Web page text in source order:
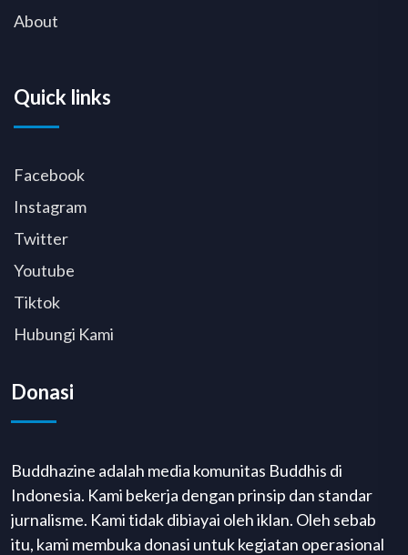
About
Quick links
Facebook
Instagram
Twitter
Youtube
Tiktok
Hubungi Kami
Donasi
Buddhazine adalah media komunitas Buddhis di
Indonesia. Kami bekerja dengan prinsip dan standar
jurnalisme. Kami tidak dibiayai oleh iklan. Oleh sebab
itu, kami membuka donasi untuk kegiatan operasional